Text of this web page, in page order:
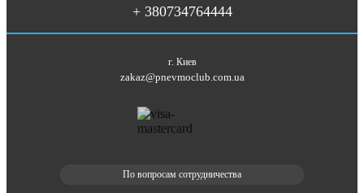
+ 380734764444
г. Киев
zakaz@pnevmoclub.com.ua
По вопросам сотрудничества